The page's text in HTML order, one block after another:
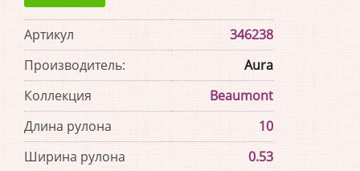
Артикул
346238
Производитель:
Aura
Коллекция
Beaumont
Длина рулона
10
Ширина рулона
0.53